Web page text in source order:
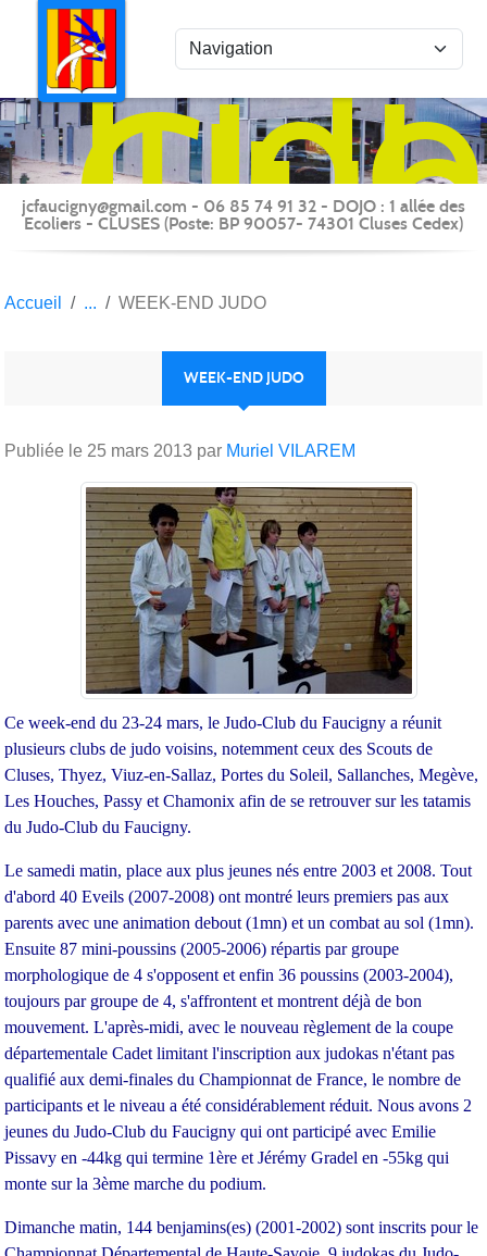
Judo
du
-
jcfaucigny@gmail.com - 06 85 74 91 32 - DOJO : 1 allée des
Ecoliers - CLUSES (Poste: BP 90057- 74301 Cluses Cedex)
Accueil WEEK-END JUDO
WEEK-END JUDO
Publiée le 25 mars 2013 par Muriel VILAREM
Ce week-end du 23-24 mars, le Judo-Club du Faucigny a réunit
plusieurs clubs de judo voisins, notemment ceux des Scouts de
Cluses, Thyez, Viuz-en-Sallaz, Portes du Soleil, Sallanches, Megève,
Les Houches, Passy et Chamonix afin de se retrouver sur les tatamis
du Judo-Club du Faucigny.
Le samedi matin, place aux plus jeunes nés entre 2003 et 2008. Tout
d'abord 40 Eveils (2007-2008) ont montré leurs premiers pas aux
parents avec une animation debout (1mn) et un combat au sol (1mn).
Ensuite 87 mini-poussins (2005-2006) répartis par groupe
morphologique de 4 s'opposent et enfin 36 poussins (2003-2004),
toujours par groupe de 4, s'affrontent et montrent déjà de bon
mouvement. L'après-midi, avec le nouveau règlement de la coupe
départementale Cadet limitant l'inscription aux judokas n'étant pas
qualifié aux demi-finales du Championnat de France, le nombre de
participants et le niveau a été considérablement réduit. Nous avons 2
jeunes du Judo-Club du Faucigny qui ont participé avec Emilie
Pissavy en -44kg qui termine 1ère et Jérémy Gradel en -55kg qui
monte sur la 3ème marche du podium.
Dimanche matin, 144 benjamins(es) (2001-2002) sont inscrits pour le
Panneau de gestion des cookies